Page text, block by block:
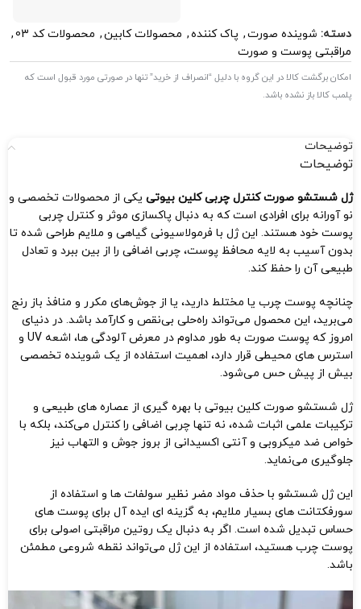
دسته: شوینده صورت, پاک کننده, محصولات کابین, محصولات کد 03
,
مراقبتی پوست و صورت
امکان برگشت کالا در این گروه با دلیل “انصراف از خرید” تنها در صورتی مورد قبول است که
پلمب کالا باز نشده باشد.
توضیحات
توضیحات
ژل شستشو صورت کنترل چربی کلین بیوتی یکی از محصولات تخصصی و
نو آورانه برای افرادی است که به دنبال پاکسازی موثر و کنترل چربی
پوست خود هستند. این ژل با فرمولاسیونی گیاهی و ملایم طراحی شده تا
بدون آسیب به لایه محافظ پوست، چربی اضافی را از بین ببرد و تعادل
طبیعی آن را حفظ کند.
چنانچه پوست چرب یا مختلط دارید، یا از جوش‌های مکرر و منافذ باز رنج
می‌برید، این محصول می‌تواند راه‌حلی بی‌نقص و کارآمد باشد. در دنیای
امروز که پوست صورت به طور مداوم در معرض آلودگی‌ ها، اشعه UV و
استرس‌ های محیطی قرار دارد، اهمیت استفاده از یک شوینده تخصصی
بیش از پیش حس می‌شود.
ژل شستشو صورت کلین بیوتی با بهره‌ گیری از عصاره‌ های طبیعی و
ترکیبات علمی اثبات‌ شده، نه‌ تنها چربی اضافی را کنترل می‌کند، بلکه با
خواص ضد میکروبی و آنتی‌ اکسیدانی از بروز جوش و التهاب نیز
جلوگیری می‌نماید.
این ژل شستشو با حذف مواد مضر نظیر سولفات‌ ها و استفاده از
سورفکتانت‌ های بسیار ملایم، به گزینه‌ ای ایده‌ آل برای پوست‌ های
حساس تبدیل شده است. اگر به دنبال یک روتین مراقبتی اصولی برای
پوست چرب هستید، استفاده از این ژل می‌تواند نقطه شروعی مطمئن
باشد.